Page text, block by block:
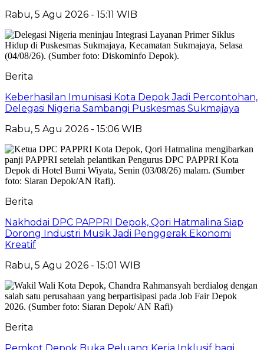
Rabu, 5 Agu 2026 - 15:11 WIB
Berita
Keberhasilan Imunisasi Kota Depok Jadi Percontohan,
Delegasi Nigeria Sambangi Puskesmas Sukmajaya
Rabu, 5 Agu 2026 - 15:06 WIB
Berita
Nakhodai DPC PAPPRI Depok, Qori Hatmalina Siap
Dorong Industri Musik Jadi Penggerak Ekonomi
Kreatif
Rabu, 5 Agu 2026 - 15:01 WIB
Berita